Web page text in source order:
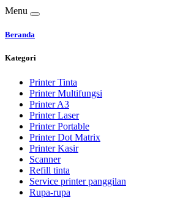
Menu
Beranda
Kategori
Printer Tinta
Printer Multifungsi
Printer A3
Printer Laser
Printer Portable
Printer Dot Matrix
Printer Kasir
Scanner
Refill tinta
Service printer panggilan
Rupa-rupa